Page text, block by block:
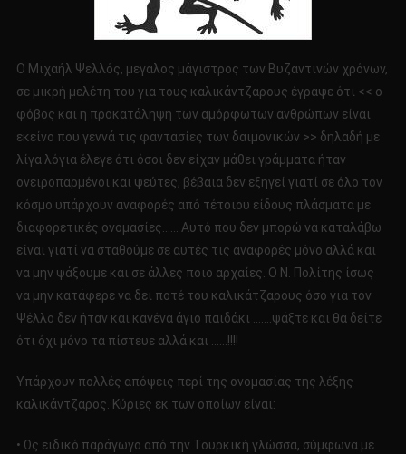
Ο Μιχαήλ Ψελλός, μεγάλος μάγιστρος των Βυζαντινών χρόνων,
σε μικρή μελέτη του για τους καλικάντζαρους έγραψε ότι << ο
φόβος και η προκατάληψη των αμόρφωτων ανθρώπων είναι
εκείνο που γεννά τις φαντασίες των δαιμονικών >> δηλαδή με
λίγα λόγια έλεγε ότι όσοι δεν είχαν μάθει γράμματα ήταν
ονειροπαρμένοι και ψεύτες, βέβαια δεν εξηγεί γιατί σε όλο τον
κόσμο υπάρχουν αναφορές από τέτοιου είδους πλάσματα με
διαφορετικές ονομασίες…… Αυτό που δεν μπορώ να καταλάβω
είναι γιατί να σταθούμε σε αυτές τις αναφορές μόνο αλλά και
να μην ψάξουμε και σε άλλες ποιο αρχαίες. Ο Ν. Πολίτης ίσως
να μην κατάφερε να δει ποτέ του καλικάτζαρους όσο για τον
Ψέλλο δεν ήταν και κανένα άγιο παιδάκι …….ψάξτε και θα δείτε
ότι όχι μόνο τα πίστευε αλλά και ……!!!!
Υπάρχουν πολλές απόψεις περί της ονομασίας της λέξης
καλικάντζαρος. Κύριες εκ των οποίων είναι:
• Ως ειδικό παράγωγο από την Τουρκική γλώσσα, σύμφωνα με